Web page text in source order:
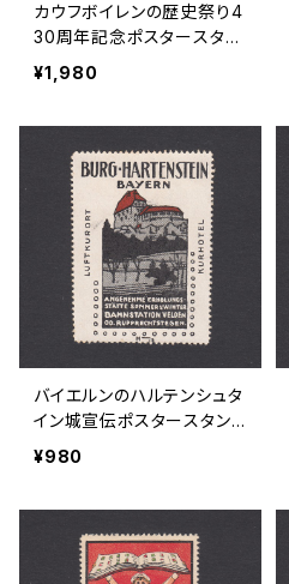
カウフボイレンの歴史祭り4
30周年記念ポスタースタン
プ 1927年
¥1,980
バイエルンのハルテンシュタ
イン城宣伝ポスタースタン
プ 1920年代
¥980